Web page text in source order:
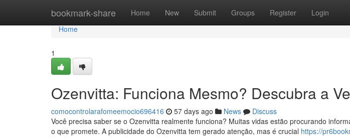
bookmark-share Home New Submit Groups Register Login
Home
Home
1
Ozenvitta: Funciona Mesmo? Descubra a
comocontrolarafomeemocio696416 57 days ago News
Discuss
Você precisa saber se o Ozenvitta realmente funciona? Muitas vidas estão procurando
o que promete. A publicidade do Ozenvitta tem gerado atenção, mas é crucial https://